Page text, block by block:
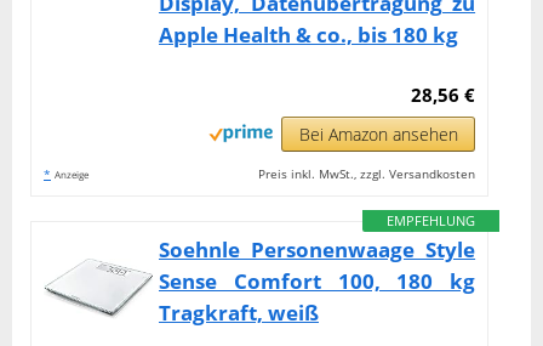
Apple Health & co., bis 180 kg
28,56 €
Bei Amazon ansehen
* Anzeige Preis inkl. MwSt., zzgl. Versandkosten
EMPFEHLUNG
Soehnle Personenwaage Style
Sense Comfort 100, 180 kg
Tragkraft, weiß